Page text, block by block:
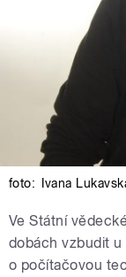
foto: Ivana
Ve Státní
dobách vzbudit u
o počítačovou